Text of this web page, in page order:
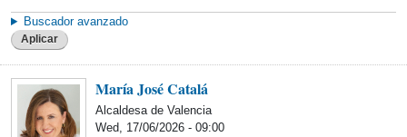
Buscador avanzado
Aplicar
María José Catalá
Alcaldesa de Valencia
Wed, 17/06/2026 - 09:00